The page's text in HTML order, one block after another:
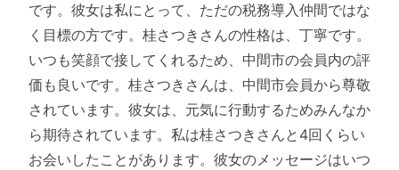
です。彼女は私にとって、ただの税務導入仲間ではな
く目標の方です。桂さつきさんの性格は、丁寧です。
いつも笑顔で接してくれるため、中間市の会員内の評
価も良いです。桂さつきさんは、中間市会員から尊敬
されています。彼女は、元気に行動するためみんなか
ら期待されています。私は桂さつきさんと4回くらい
お会いしたことがあります。彼女のメッセージはいつ